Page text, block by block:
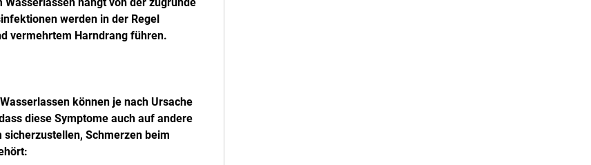
Wasserlassen hängt von der zugrunde
werden in der Regel
vermehrtem Harndrang führen.
können je nach Ursache
diese Symptome auch auf andere
Schmerzen beim